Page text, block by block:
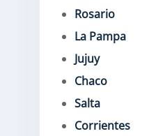
Rosario
La Pampa
Jujuy
Chaco
Salta
Corrientes